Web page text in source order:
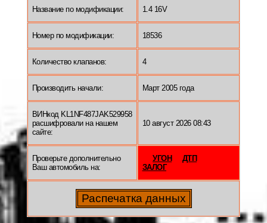
Название по модификации: 1.4 16V
Номер по модификации: 18536
Количество клапанов: 4
Производить начали: Март 2005 года
ВИНкод KL1NF487JAK529958
расшифровали на нашем
сайте:
10 август 2026 08:43
Проверьте дополнительно
Ваш автомобиль на:
УГОН
ДТП
ЗАЛОГ